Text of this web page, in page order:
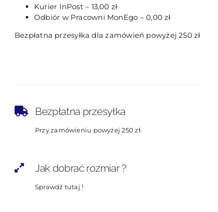
Kurier InPost – 13,00 zł
Odbiór w Pracowni MonEgo – 0,00 zł
Bezpłatna przesyłka dla zamówień powyżej 250 zł
Bezpłatna przesyłka
Przy zamówieniu powyżej 250 zł.
Jak dobrać rozmiar ?
Sprawdź tutaj !